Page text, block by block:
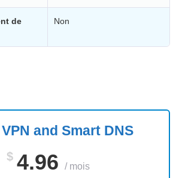
de
Non
and Smart DNS
$ 4.96 / mois